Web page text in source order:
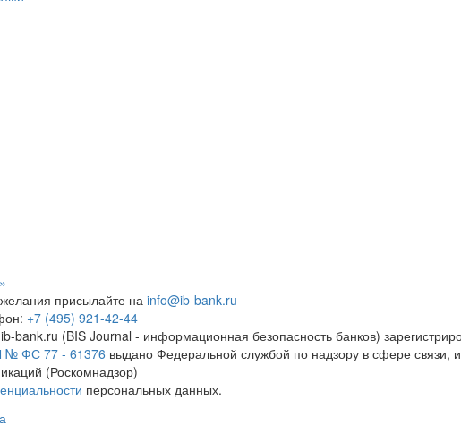
присылайте наinfo@ib-bank.ru
+7 (495) 921-42-44
bank.ru (BIS Journal - информационная безопасность банков)
№ ФС 77 - 61376 выдано Федеральной службой по надзору в сфере связи,
(Роскомнадзор)
персональных данных.